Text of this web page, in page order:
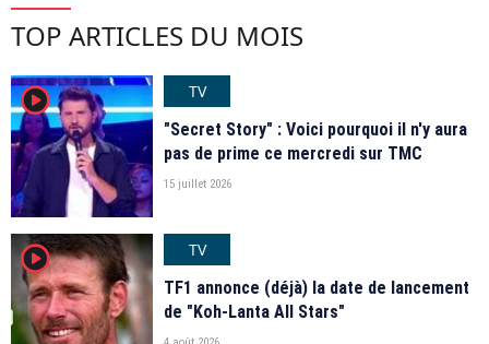
TOP ARTICLES DU MOIS
player2
TV
"Secret Story" : Voici pourquoi il n'y aura
pas de prime ce mercredi sur TMC
15 juillet 2026
player2
TV
TF1 annonce (déjà) la date de lancement
de "Koh-Lanta All Stars"